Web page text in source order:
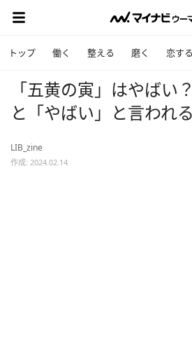
トップ 働く 整える 磨く 恋する
「五黄の寅」はやば
と「やばい」と言われ
LIB_zine
作成: 2024.02.14